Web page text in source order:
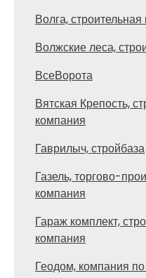
Волга, строительная
Волжские леса,
ВсеВорота
Вятская Крепость,
компания
Гаврилыч, стройбаза
Газель, торгово-
компания
Гараж комплект,
компания
Геодом, компания